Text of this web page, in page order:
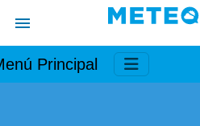
Principal